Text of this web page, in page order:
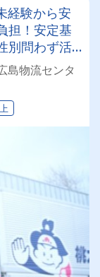
経験から安
担！安定基
別問わず活
島物流センタ